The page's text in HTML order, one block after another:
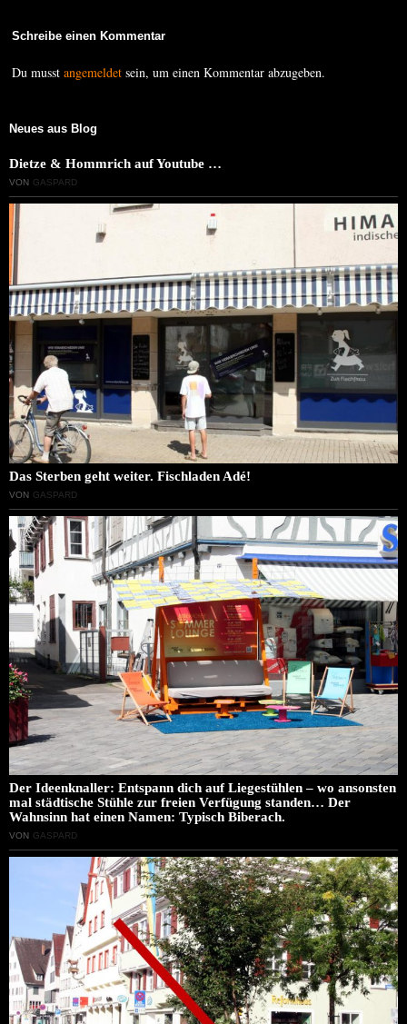
Schreibe einen Kommentar
Du musstangemeldet sein, um einen Kommentar abzugeben.
Neues aus Blog
Dietze & Hommrich auf Youtube …
VON GASPARD
Das Sterben geht weiter. Fischladen Adé!
VON GASPARD
Der Ideenknaller: Entspann dich auf Liegestühlen – wo ansonsten
mal städtische Stühle zur freien Verfügung standen… Der
Wahnsinn hat einen Namen: Typisch Biberach.
VON GASPARD